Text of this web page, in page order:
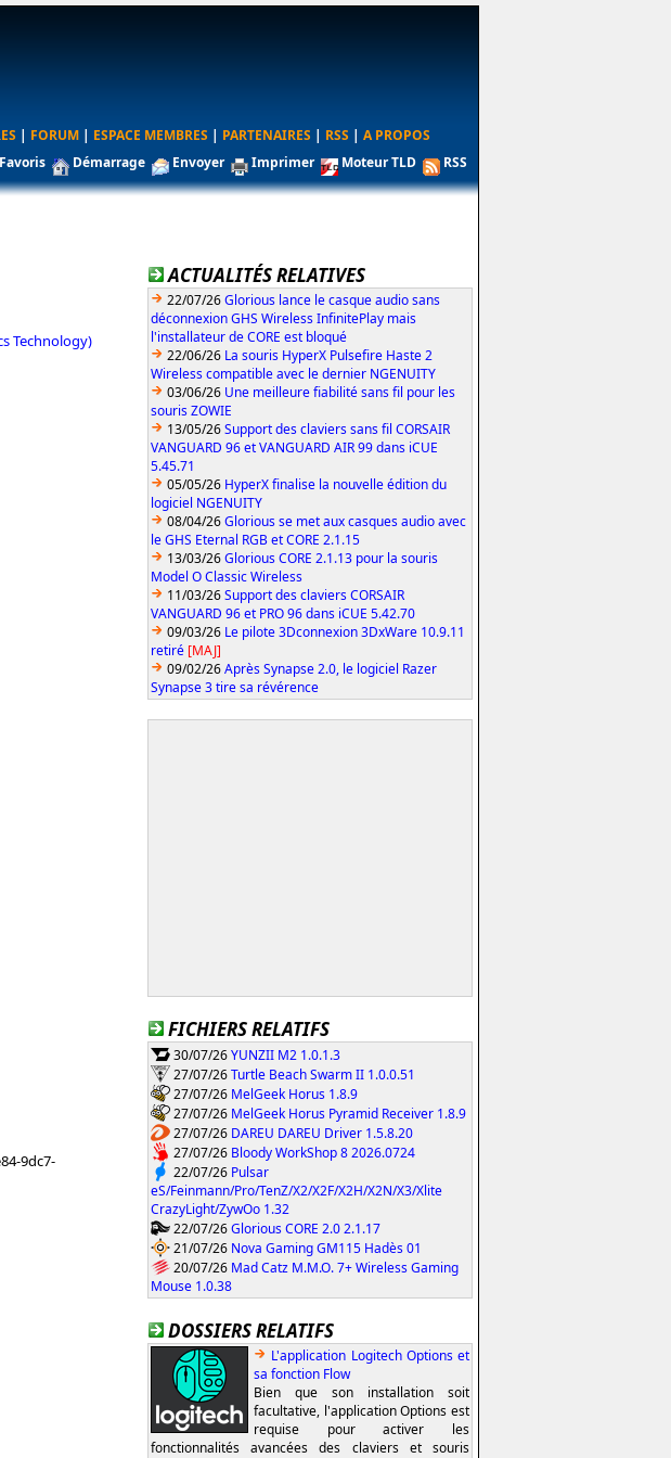
| FORUM | ESPACE MEMBRES | PARTENAIRES | RSS | A PROPOS
Favoris Démarrage Envoyer Imprimer Moteur TLD RSS
Technology)
9dc7-
ACTUALITÉS RELATIVES
22/07/26Glorious lance le casque audio sans
déconnexion GHS Wireless InfinitePlay mais
l'installateur de CORE est bloqué
22/06/26 La souris HyperX Pulsefire Haste 2
Wireless compatible avec le dernier NGENUITY
03/06/26 Une meilleure fiabilité sans fil pour les
souris ZOWIE
13/05/26Support des claviers sans fil CORSAIR
VANGUARD 96 et VANGUARD AIR 99 dans iCUE
5.45.71
05/05/26 HyperX finalise la nouvelle édition du
logiciel NGENUITY
08/04/26Glorious se met aux casques audio avec
le GHS Eternal RGB et CORE 2.1.15
13/03/26Glorious CORE 2.1.13 pour la souris
Model O Classic Wireless
11/03/26Support des claviers CORSAIR
VANGUARD 96 et PRO 96 dans iCUE 5.42.70
09/03/26 Le pilote 3Dconnexion 3DxWare 10.9.11
retiré [MAJ]
09/02/26Après Synapse 2.0, le logiciel Razer
Synapse 3 tire sa révérence
FICHIERS RELATIFS
30/07/26YUNZII M2 1.0.1.3
27/07/26Turtle Beach Swarm II 1.0.0.51
27/07/26 MelGeek Horus 1.8.9
27/07/26 MelGeek Horus Pyramid Receiver 1.8.9
27/07/26 DAREU DAREU Driver 1.5.8.20
27/07/26 Bloody WorkShop 8 2026.0724
22/07/26 Pulsar
eS/Feinmann/Pro/TenZ/X2/X2F/X2H/X2N/X3/Xlite
CrazyLight/ZywOo 1.32
22/07/26Glorious CORE 2.0 2.1.17
21/07/26 Nova Gaming GM115 Hadès 01
20/07/26 Mad Catz M.M.O. 7+ Wireless Gaming
Mouse 1.0.38
DOSSIERS RELATIFS
L'application Logitech Options et
sa fonction Flow
Bien que son installation soit
facultative, l'application Options est
requise pour activer les
fonctionnalités avancées des claviers et souris